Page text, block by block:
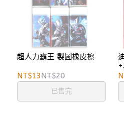
超人力霸王 製圖橡皮擦
NT$13NT$20
已售完